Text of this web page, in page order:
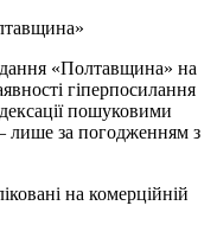
«Полтавщина» на
гіперпосилання
пошуковими
лише за погодженням з
на комерційній